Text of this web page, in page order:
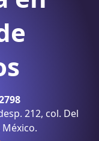
212, col. Del